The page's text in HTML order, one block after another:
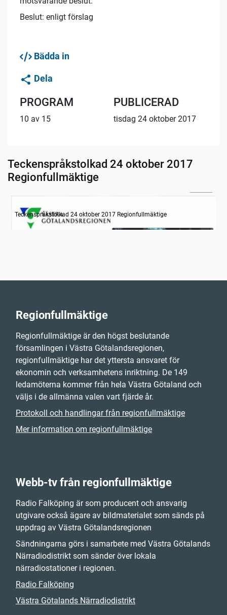
Beslut: enligt förslag
Bädda in
Dela
PROGRAM
10 av 15
PUBLICERAD
tisdag 24 oktober 2017
Teckenspråkstolkad 24 oktober 2017
Regionfullmäktige
Information
Teckenspråkstolkad 24 oktober 2017 Regionfullmäktige
Regionfullmäktige
Regionfullmäktige är den högst beslutande
församlingen i Västra Götalandsregionen,
regionfullmäktige har det yttersta ansvaret för
ekonomin och verksamhetens inriktning. De 149
ledamöterna kommer från hela Västra Götaland och
väljs i de allmänna valen vart fjärde år.
Protokoll och handlingar från regionfullmäktige
Mer information om regionfullmäktige
Webb-tv från regionfullmäktige
Radio Falköping är som producent och ansvarig
utgivare också ägare av bildmaterialet som sänds på
uppdrag av Västra Götalandsregionen
Sändningarna görs i samarbete med Västra Götalands
Närradiodistrikt som sänder över lokala
närradiostationer i regionen.
Radio Falköping
Västra Götalands Närradiodistrikt